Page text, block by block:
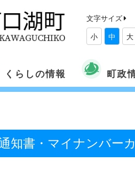
文字サイズ
小 中 大
くらしの情報 町政
知書・マイナンバー